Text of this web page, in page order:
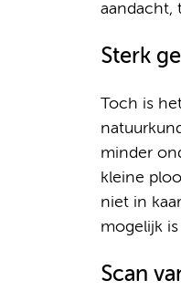
aandacht,
Sterk
Toch is
minder
kleine
niet in
mogelijk
Scan